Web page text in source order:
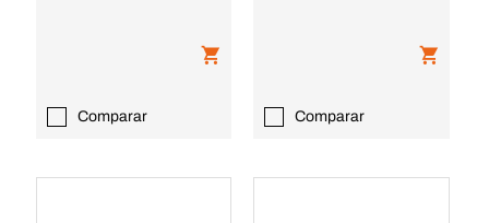
Comparar Comparar